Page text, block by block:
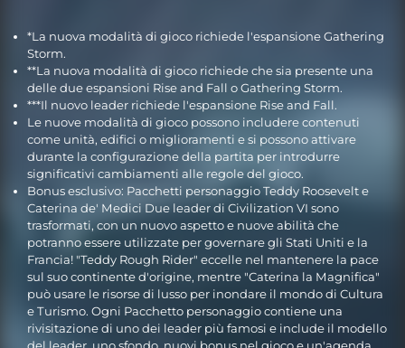
*La nuova modalità di gioco richiede l'espansione Gathering
Storm.
**La nuova modalità di gioco richiede che sia presente una
delle due espansioni Rise and Fall o Gathering Storm.
***Il nuovo leader richiede l'espansione Rise and Fall.
Le nuove modalità di gioco possono includere contenuti
come unità, edifici o miglioramenti e si possono attivare
durante la configurazione della partita per introdurre
significativi cambiamenti alle regole del gioco.
Bonus esclusivo: Pacchetti personaggio Teddy Roosevelt e
Caterina de' Medici Due leader di Civilization VI sono
trasformati, con un nuovo aspetto e nuove abilità che
potranno essere utilizzate per governare gli Stati Uniti e la
Francia! "Teddy Rough Rider" eccelle nel mantenere la pace
sul suo continente d'origine, mentre "Caterina la Magnifica"
può usare le risorse di lusso per inondare il mondo di Cultura
e Turismo. Ogni Pacchetto personaggio contiene una
rivisitazione di uno dei leader più famosi e include il modello
del leader, uno sfondo, nuovi bonus nel gioco e un'agenda